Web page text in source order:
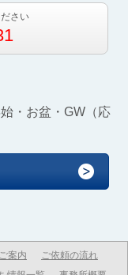
さい
・お盆・GW（応
案内
ご依頼の流れ